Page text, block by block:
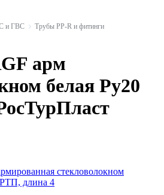
и ГВС
Трубы PP-R и фитинги
арм
белая Ру20